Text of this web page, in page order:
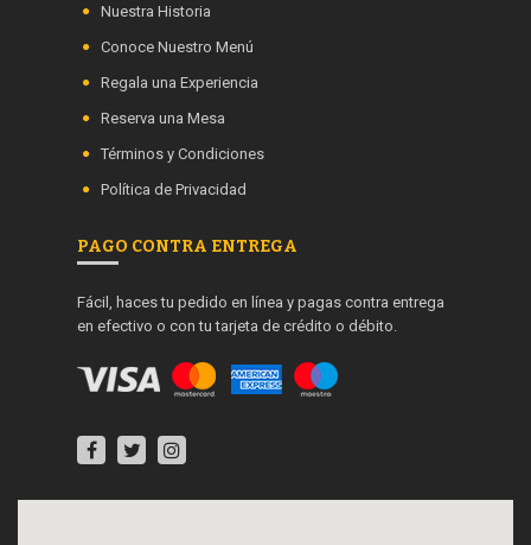
Nuestra Historia
Conoce Nuestro Menú
Regala una Experiencia
Reserva una Mesa
Términos y Condiciones
Política de Privacidad
PAGO CONTRA ENTREGA
Fácil, haces tu pedido en línea y pagas contra entrega
en efectivo o con tu tarjeta de crédito o débito.